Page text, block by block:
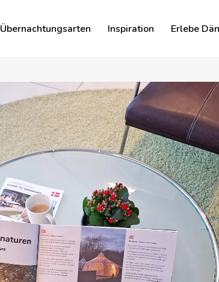
Übernachtungsarten Inspiration Erlebe